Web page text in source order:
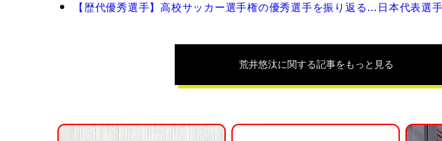
悠
【歴代優秀選手】高校サッカー選手権の優秀選手を振り返る…日本代表選
荒井悠汰に関する記事をもっと見る